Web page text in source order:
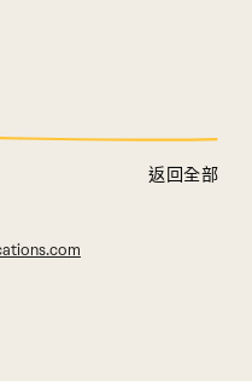
返回全部